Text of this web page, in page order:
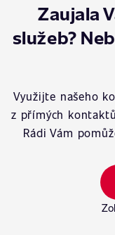
Zaujala
služeb?
Využijte našeho
z přímých
Rádi Vám